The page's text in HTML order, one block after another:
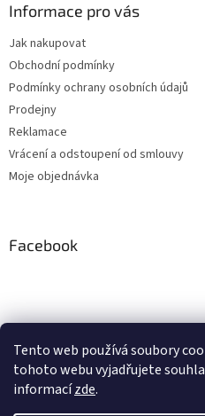
Tento web používá soubory
tohoto webu vyjadřujete
informacízde.
Informace pro vás
Jak nakupovat
Obchodní podmínky
Podmínky ochrany osobních údajů
Prodejny
Reklamace
Vrácení a odstoupení od smlouvy
Moje objednávka
Facebook
Instagram
Sledovat na